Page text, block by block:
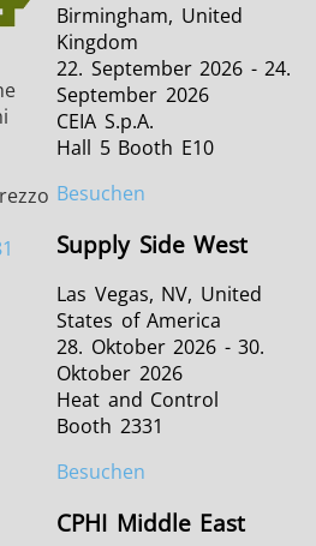
Birmingham, United
Kingdom
22. September 2026 - 24.
September 2026
CEIA S.p.A.
Hall 5 Booth E10
Besuchen
Supply Side West
Las Vegas, NV, United
States of America
28. Oktober 2026 - 30.
Oktober 2026
Heat and Control
Booth 2331
Besuchen
CPHI Middle East